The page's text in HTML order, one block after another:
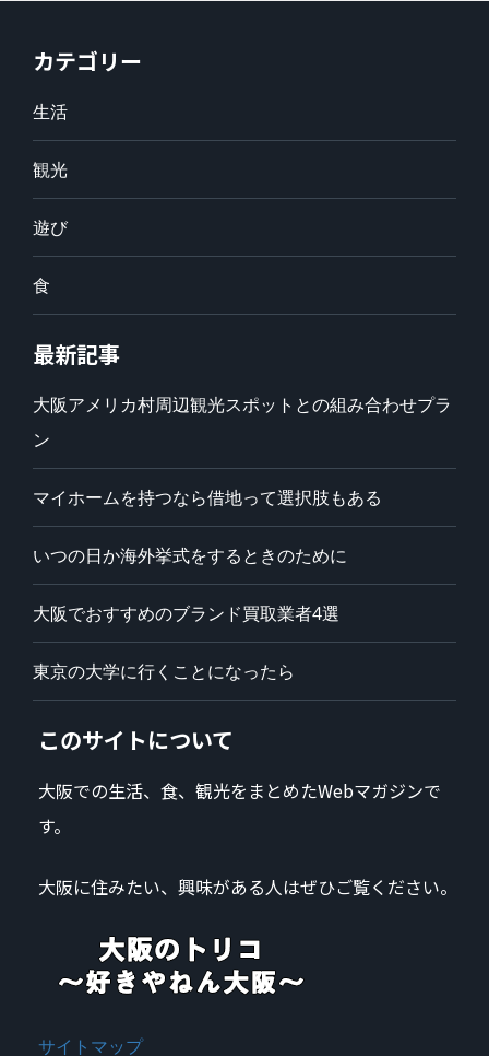
カテゴリー
生活
観光
遊び
食
最新記事
大阪アメリカ村周辺観光スポットとの組み合わせプラ
ン
マイホームを持つなら借地って選択肢もある
いつの日か海外挙式をするときのために
大阪でおすすめのブランド買取業者4選
東京の大学に行くことになったら
このサイトについて
大阪での生活、食、観光をまとめたWebマガジンで
す。
大阪に住みたい、興味がある人はぜひご覧ください。
サイトマップ